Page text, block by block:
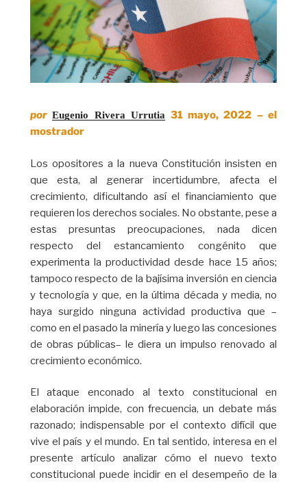
por Eugenio Rivera Urrutia 31 mayo, 2022 – el
mostrador
Los opositores a la nueva Constitución insisten en
que esta, al generar incertidumbre, afecta el
crecimiento, dificultando así el financiamiento que
requieren los derechos sociales. No obstante, pese a
estas presuntas preocupaciones, nada dicen
respecto del estancamiento congénito que
experimenta la productividad desde hace 15 años;
tampoco respecto de la bajísima inversión en ciencia
y tecnología y que, en la última década y media, no
haya surgido ninguna actividad productiva que –
como en el pasado la minería y luego las concesiones
de obras públicas– le diera un impulso renovado al
crecimiento económico.
El ataque enconado al texto constitucional en
elaboración impide, con frecuencia, un debate más
razonado; indispensable por el contexto difícil que
vive el país y el mundo. En tal sentido, interesa en el
presente artículo analizar cómo el nuevo texto
constitucional puede incidir en el desempeño de la